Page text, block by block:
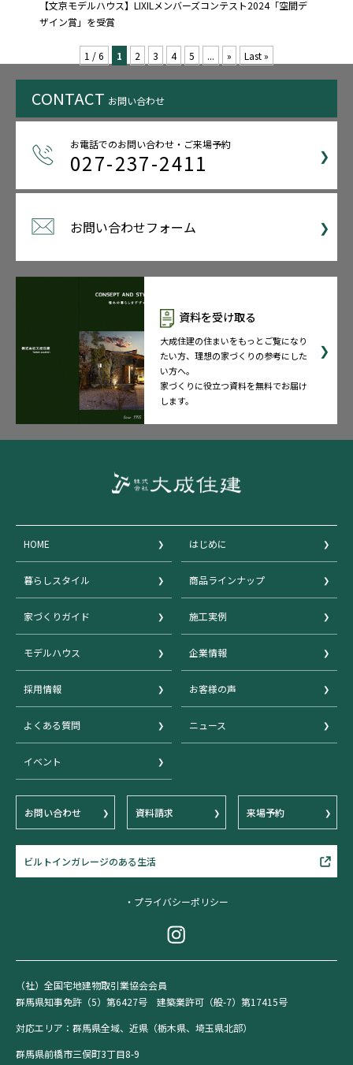
【文京モデルハウス】LIXILメンバーズコンテスト2024「空間デ
ザイン賞」を受賞
1 / 6 1 2 3 4 5 ... » Last »
CONTACT お問い合わせ
お電話でのお問い合わせ・ご来場予約
027-237-2411
お問い合わせフォーム
資料を受け取る
大成住建の住まいをもっとご覧になり
たい方、理想の家づくりの参考にした
い方へ。
家づくりに役立つ資料を無料でお届け
します。
HOME はじめに
暮らしスタイル 商品ラインナップ
家づくりガイド 施工実例
モデルハウス 企業情報
採用情報 お客様の声
よくある質問 ニュース
イベント
お問い合わせ 資料請求 来場予約
ビルトインガレージのある生活
・プライバシーポリシー
（社）全国宅地建物取引業協会会員
群馬県知事免許（5）第6427号 建築業許可（般-7）第17415号
対応エリア：群馬県全域、近県（栃木県、埼玉県北部）
群馬県前橋市三俣町3丁目8-9